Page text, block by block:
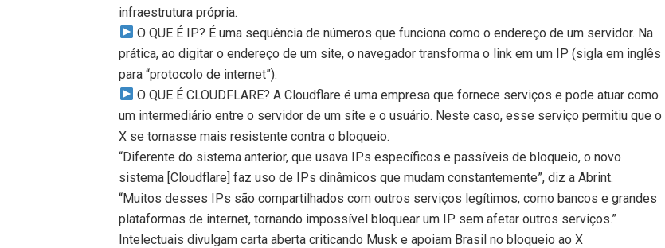
infraestrutura própria.
O QUE É IP? É uma sequência de números que funciona como o endereço de um servidor. Na
prática, ao digitar o endereço de um site, o navegador transforma o link em um IP (sigla em inglês
para “protocolo de internet”).
O QUE É CLOUDFLARE? A Cloudflare é uma empresa que fornece serviços e pode atuar como
um intermediário entre o servidor de um site e o usuário. Neste caso, esse serviço permitiu que o
X se tornasse mais resistente contra o bloqueio.
“Diferente do sistema anterior, que usava IPs específicos e passíveis de bloqueio, o novo
sistema [Cloudflare] faz uso de IPs dinâmicos que mudam constantemente”, diz a Abrint.
“Muitos desses IPs são compartilhados com outros serviços legítimos, como bancos e grandes
plataformas de internet, tornando impossível bloquear um IP sem afetar outros serviços.”
Intelectuais divulgam carta aberta criticando Musk e apoiam Brasil no bloqueio ao X